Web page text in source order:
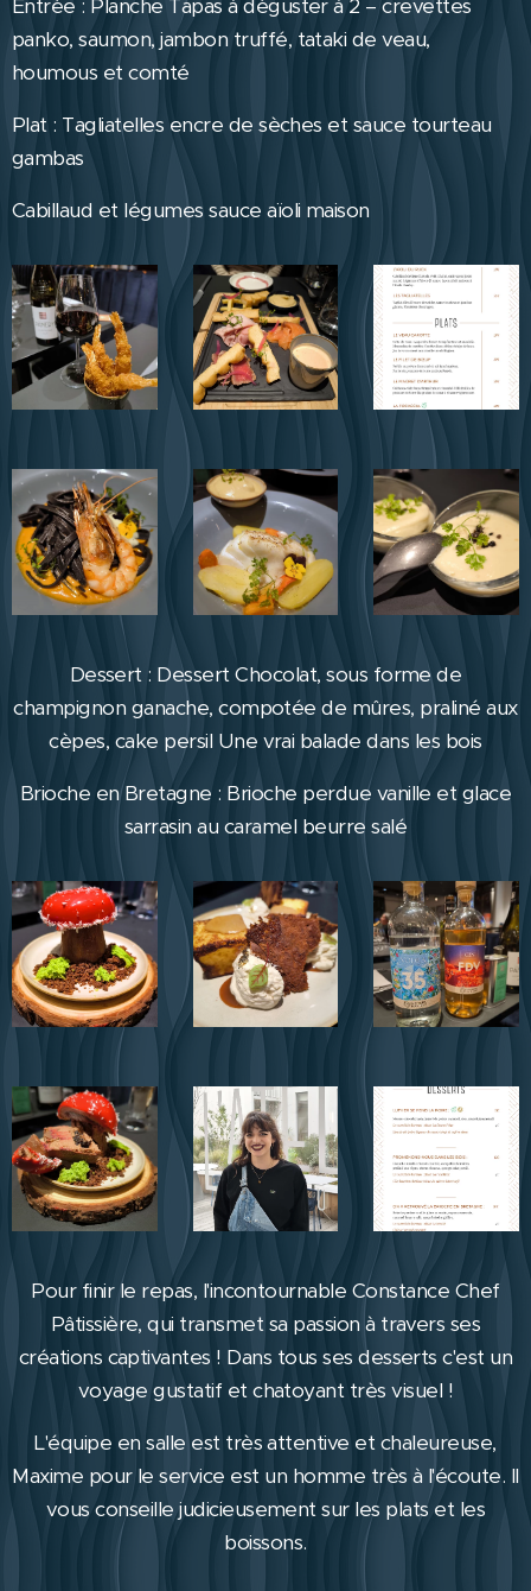
Entrée : Planche Tapas à déguster à 2 – crevettes
panko, saumon, jambon truffé, tataki de veau,
houmous et comté
Plat : Tagliatelles encre de sèches et sauce tourteau
gambas
Cabillaud et légumes sauce aïoli maison
Dessert : Dessert Chocolat, sous forme de
champignon ganache, compotée de mûres, praliné aux
cèpes, cake persil Une vrai balade dans les bois
Brioche en Bretagne : Brioche perdue vanille et glace
sarrasin au caramel beurre salé
Pour finir le repas, l'incontournable Constance Chef
Pâtissière, qui transmet sa passion à travers ses
créations captivantes ! Dans tous ses desserts c'est un
voyage gustatif et chatoyant très visuel !
L'équipe en salle est très attentive et chaleureuse,
Maxime pour le service est un homme très à l'écoute. Il
vous conseille judicieusement sur les plats et les
boissons.